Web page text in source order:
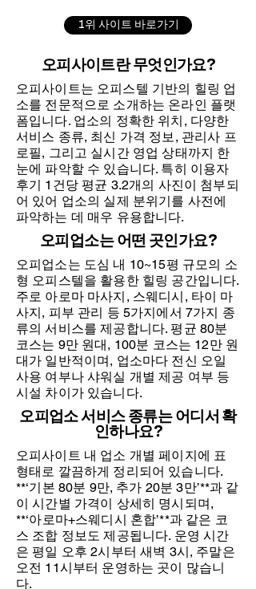
1위 사이트 바로가기
오피사이트란 무엇인가요?
오피사이트는 오피스텔 기반의 힐링 업
소를 전문적으로 소개하는 온라인 플랫
폼입니다. 업소의 정확한 위치, 다양한
서비스 종류, 최신 가격 정보, 관리사 프
로필, 그리고 실시간 영업 상태까지 한
눈에 파악할 수 있습니다. 특히 이용자
후기 1건당 평균 3.2개의 사진이 첨부되
어 있어 업소의 실제 분위기를 사전에
파악하는 데 매우 유용합니다.
오피업소는 어떤 곳인가요?
오피업소는 도심 내 10~15평 규모의 소
형 오피스텔을 활용한 힐링 공간입니다.
주로 아로마 마사지, 스웨디시, 타이 마
사지, 피부 관리 등 5가지에서 7가지 종
류의 서비스를 제공합니다. 평균 80분
코스는 9만 원대, 100분 코스는 12만 원
대가 일반적이며, 업소마다 전신 오일
사용 여부나 샤워실 개별 제공 여부 등
시설 차이가 있습니다.
오피업소 서비스 종류는 어디서 확
인하나요?
오피사이트 내 업소 개별 페이지에 표
형태로 깔끔하게 정리되어 있습니다.
**‘기본 80분 9만, 추가 20분 3만’**과 같
이 시간별 가격이 상세히 명시되며,
**‘아로마+스웨디시 혼합’**과 같은 코
스 조합 정보도 제공됩니다. 운영 시간
은 평일 오후 2시부터 새벽 3시, 주말은
오전 11시부터 운영하는 곳이 많습니
다.